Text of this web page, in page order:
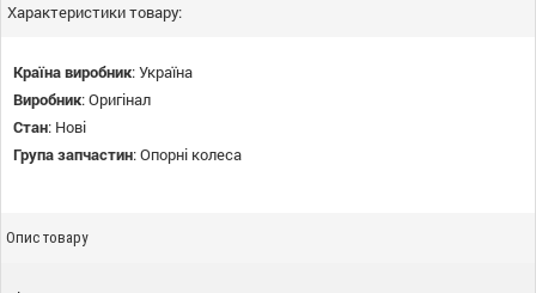
Характеристики товару:
Країна виробник:Україна
Виробник:Оригінал
Стан: Нові
Група запчастин:Опорні колеса
Опис товару